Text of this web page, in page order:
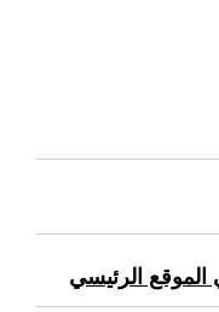
الرئيسي